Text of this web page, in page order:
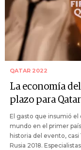
QATAR 2022
La economía
plazo para
El gasto que insumió
mundo en el primer
historia del evento, casi
Rusia 2018.